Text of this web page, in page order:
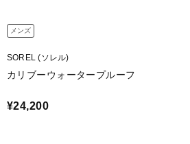
メンズ
SOREL (ソレル)
カリブーウォータープルーフ
¥24,200